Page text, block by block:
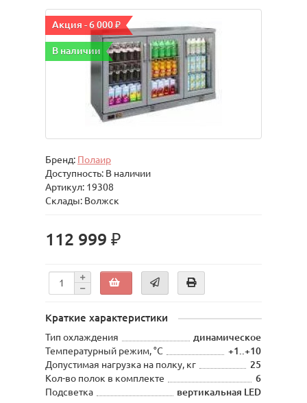
Акция - 6 000 ₽
В наличии
Бренд: Полаир
Доступность: В наличии
Артикул: 19308
Склады: Волжск
112 999 ₽
Краткие характеристики
Тип охлаждения
динамическое
Температурный режим, °C
+1..+10
Допустимая нагрузка на полку, кг
25
Кол-во полок в комплекте
6
Подсветка
вертикальная LED